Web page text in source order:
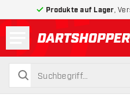
Produkte auf Lager ,
zurück zur
suchen
suchen